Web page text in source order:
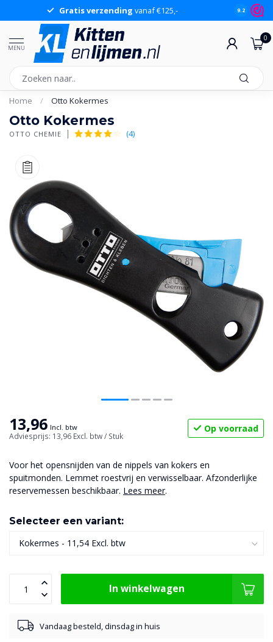
Gratis verzending vanaf €125,- 9.2
MENU
0
Home / Otto Kokermes
Otto Kokermes
OTTO CHEMIE (4)
13,96 Incl. btw
Adviesprijs: 13,96 Excl. btw/ Stuk
Op voorraad
Voor het opensnijden van de nippels van kokers en
spuitmonden. Lemmet roestvrij en verwisselbaar. Afzonderlijke
reservemessen beschikbaar. Lees meer.
Selecteer een variant:
In winkelwagen
Vandaag besteld, dinsdag in huis